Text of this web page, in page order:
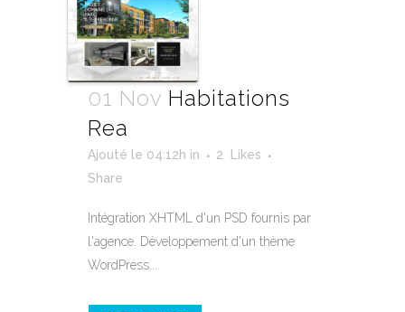
01 Nov Habitations
Rea
Ajouté le 04:12h in 2
Likes
Share
Intégration XHTML d'un PSD fournis par
l'agence. Développement d'un thème
WordPress....